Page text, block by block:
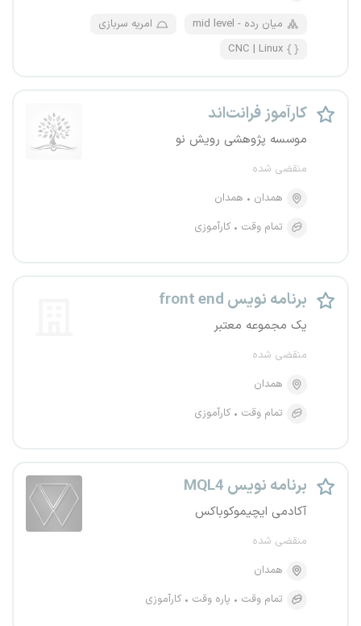
mid level - میان رده
امریه سربازی
CNC | Linux
کارآموز فرانت‌اند
موسسه پژوهشی رویش نو
منقضی شده
همدان
همدان
تمام وقت
کارآموزی
برنامه نویس front end
یک مجموعه معتبر
منقضی شده
همدان
تمام وقت
کارآموزی
برنامه نویس MQL4
آکادمی ایچیموکوباکس
منقضی شده
همدان
تمام وقت
پاره وقت کارآموزی